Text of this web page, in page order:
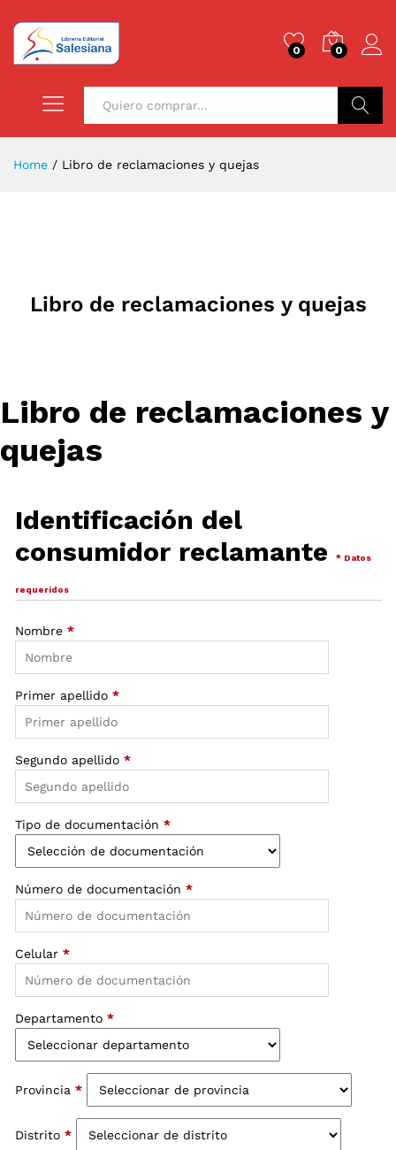
0 0
Home / Libro de reclamaciones y quejas
Libro de reclamaciones y quejas
Libro de reclamaciones y
quejas
Identificación del
consumidor reclamante
* Datos
requeridos
Nombre *
Primer apellido *
Segundo apellido *
Tipo de documentación *
Número de documentación *
Celular *
Departamento *
Provincia *
Distrito *